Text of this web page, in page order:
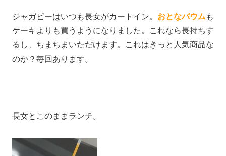
ジャガビーはいつも長女がカートイン。 おとなバウム も
ケーキよりも買うようになりました。これなら長持ちす
るし、ちまちまいただけます。これはきっと人気商品な
のか？毎回あります。
長女とこのままランチ。